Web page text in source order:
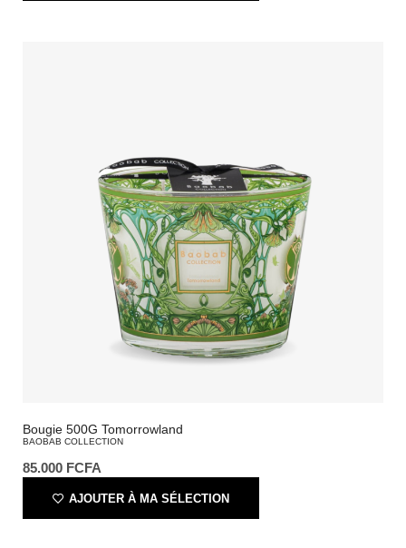
Bougie 500G Tomorrowland
BAOBAB COLLECTION
85.000 FCFA
AJOUTER À MA SÉLECTION